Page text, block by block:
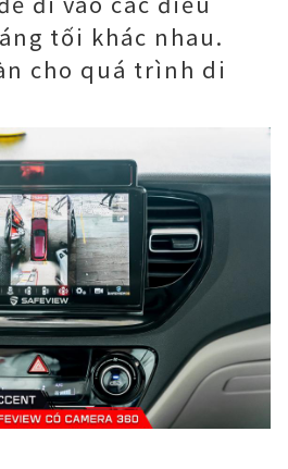
tối khác nhau.
cho quá trình di